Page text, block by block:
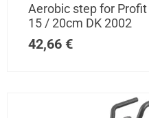
Aerobic step for
15 / 20cm DK 2002
42,66 €